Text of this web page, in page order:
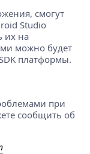
смогут
Studio
их на
можно будет
платформы.
при
сообщить об